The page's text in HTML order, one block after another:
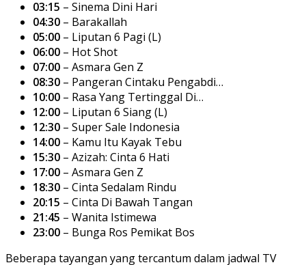
03:15 – Sinema Dini Hari
04:30 – Barakallah
05:00 – Liputan 6 Pagi (L)
06:00 – Hot Shot
07:00 – Asmara Gen Z
08:30 – Pangeran Cintaku Pengabdi…
10:00 – Rasa Yang Tertinggal Di…
12:00 – Liputan 6 Siang (L)
12:30 – Super Sale Indonesia
14:00 – Kamu Itu Kayak Tebu
15:30 – Azizah: Cinta 6 Hati
17:00 – Asmara Gen Z
18:30 – Cinta Sedalam Rindu
20:15 – Cinta Di Bawah Tangan
21:45 – Wanita Istimewa
23:00 – Bunga Ros Pemikat Bos
Beberapa tayangan yang tercantum dalam jadwal TV